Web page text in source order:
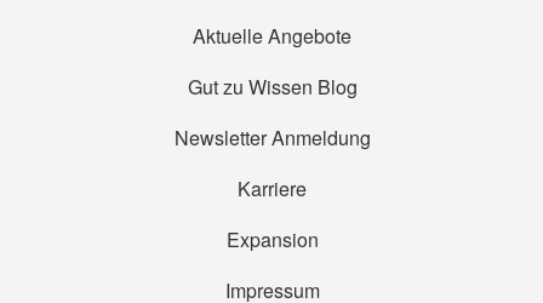
Aktuelle Angebote
Gut zu Wissen Blog
Newsletter Anmeldung
Karriere
Expansion
Impressum